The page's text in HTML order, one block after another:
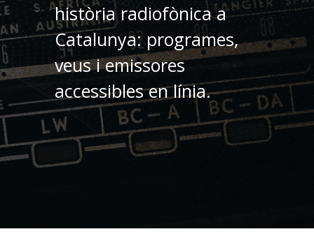
història radiofònica a
Catalunya: programes,
veus i emissores
accessibles en línia.